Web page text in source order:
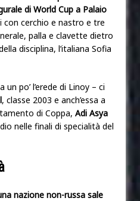
di World Cup a Palaio
con cerchio e nastro e tre
palla e clavette dietro
disciplina, l’italiana Sofia
po’ l’erede di Linoy – ci
, classe 2003 e anch’essa a
di Coppa, Adi Asya
nelle finali di specialità del
nazione non-russa sale